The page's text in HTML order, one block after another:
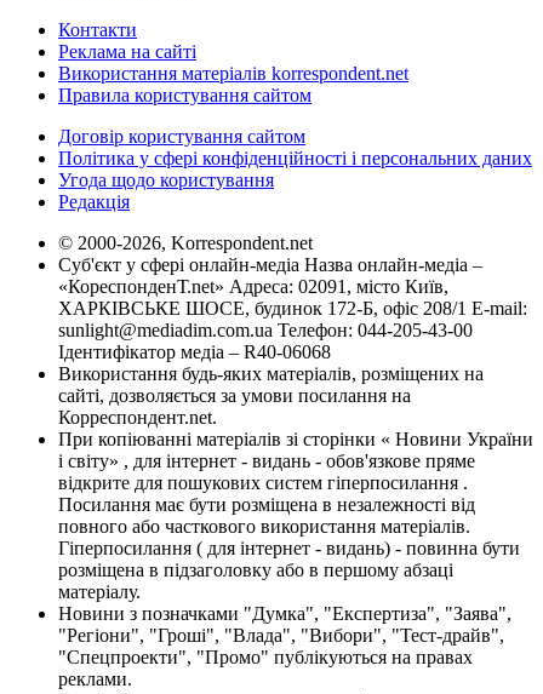
Контакти
Реклама на сайті
Використання матеріалів korrespondent.net
Правила користування сайтом
Договір користування сайтом
Політика у сфері конфіденційності і персональних даних
Угода щодо користування
Редакція
© 2000-2026, Korrespondent.net
Суб'єкт у сфері онлайн-медіа Назва онлайн-медіа –
«КореспонденТ.net» Адреса: 02091, місто Київ,
ХАРКІВСЬКЕ ШОСЕ, будинок 172-Б, офіс 208/1 E-mail:
sunlight@mediadim.com.ua Телефон: 044-205-43-00
Ідентифікатор медіа – R40-06068
Використання будь-яких матеріалів, розміщених на
сайті, дозволяється за умови посилання на
Корреспондент.net.
При копіюванні матеріалів зі сторінки « Новини України
і світу» , для інтернет - видань - обов'язкове пряме
відкрите для пошукових систем гіперпосилання .
Посилання має бути розміщена в незалежності від
повного або часткового використання матеріалів.
Гіперпосилання ( для інтернет - видань) - повинна бути
розміщена в підзаголовку або в першому абзаці
матеріалу.
Новини з позначками "Думка", "Експертиза", "Заява",
"Регіони", "Гроші", "Влада", "Вибори", "Тест-драйв",
"Спецпроекти", "Промо" публікуються на правах
реклами.